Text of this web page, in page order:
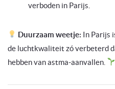
verboden in Parijs.
Duurzaam weetje: In Parijs
de luchtkwaliteit zó verbeterd
hebben van astma-aanvallen.